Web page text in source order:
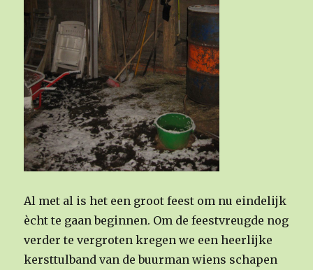
Al met al is het een groot feest om nu eindelijk
ècht te gaan beginnen. Om de feestvreugde nog
verder te vergroten kregen we een heerlijke
kersttulband van de buurman wiens schapen